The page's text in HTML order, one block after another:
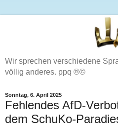
Wir sprechen verschiedene
völlig anderes. ppq ®©
Sonntag, 6. April 2025
Fehlendes AfD-
dem SchuKo-